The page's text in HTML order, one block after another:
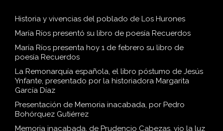
Historia y vivencias del poblado de Los Hurones
María Ríos presentó su libro de poesía Recuerdos
María Ríos presenta hoy 1 de febrero su libro de
poesía Recuerdos
La Remonarquía española, el libro póstumo de Jesús
Ynfante, presentado por la historiadora Margarita
García Díaz
Presentación de Memoria inacabada, por Pedro
Bohórquez Gutiérrez